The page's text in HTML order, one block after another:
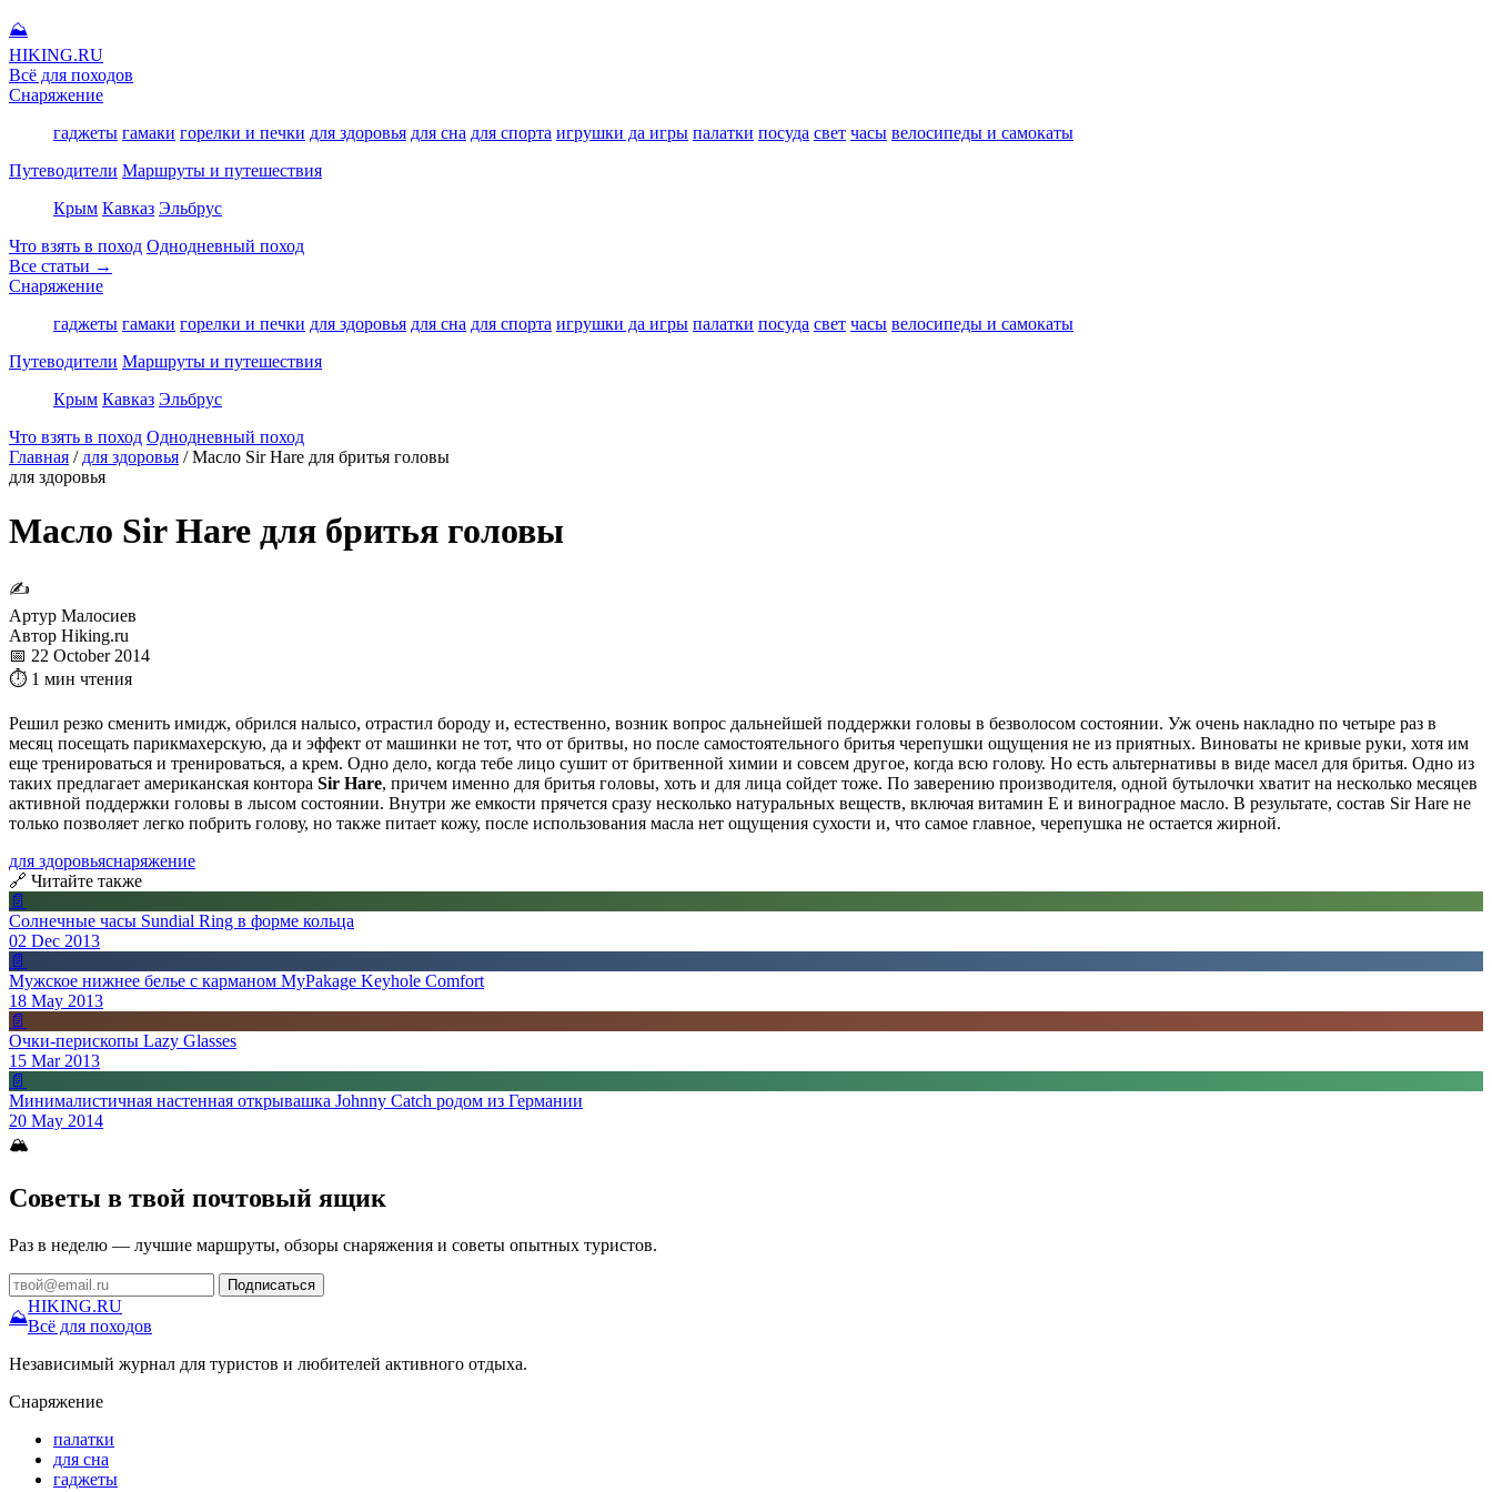
⛰
HIKING.RU
Всё для походов
Снаряжение
гаджеты гамаки горелки и печки для здоровья для сна для спорта игрушки да игры палатки посуда свет часы велосипеды и самокаты
Путеводители Маршруты и путешествия
Крым Кавказ Эльбрус
Что взять в поход Однодневный поход
Все статьи →
Снаряжение
гаджеты гамаки горелки и печки для здоровья для сна для спорта игрушки да игры палатки посуда свет часы велосипеды и самокаты
Путеводители Маршруты и путешествия
Крым Кавказ Эльбрус
Что взять в поход Однодневный поход
Главная / для здоровья / Масло Sir Hare для бритья головы
для здоровья
Масло Sir Hare для бритья головы
✍
Артур Малосиев
Автор Hiking.ru
📅 22 October 2014
⏱ 1 мин чтения
Решил резко сменить имидж, обрился налысо, отрастил бороду и, естественно, возник вопрос дальнейшей поддержки головы в безволосом состоянии. Уж очень накладно по четыре раз в
месяц посещать парикмахерскую, да и эффект от машинки не тот, что от бритвы, но после самостоятельного бритья черепушки ощущения не из приятных. Виноваты не кривые руки, хотя им
еще тренироваться и тренироваться, а крем. Одно дело, когда тебе лицо сушит от бритвенной химии и совсем другое, когда всю голову. Но есть альтернативы в виде масел для бритья. Одно из
таких предлагает американская контора Sir Hare, причем именно для бритья головы, хоть и для лица сойдет тоже. По заверению производителя, одной бутылочки хватит на несколько месяцев
активной поддержки головы в лысом состоянии. Внутри же емкости прячется сразу несколько натуральных веществ, включая витамин Е и виноградное масло. В результате, состав Sir Hare не
только позволяет легко побрить голову, но также питает кожу, после использования масла нет ощущения сухости и, что самое главное, черепушка не остается жирной.
для здоровьяснаряжение
🔗 Читайте также
📄
Солнечные часы Sundial Ring в форме кольца
02 Dec 2013
📄
Мужское нижнее белье с карманом MyPakage Keyhole Comfort
18 May 2013
📄
Очки-перископы Lazy Glasses
15 Mar 2013
📄
Минималистичная настенная открывашка Johnny Catch родом из Германии
20 May 2014
🏔
Советы в твой почтовый ящик
Раз в неделю — лучшие маршруты, обзоры снаряжения и советы опытных туристов.
Подписаться
⛰
HIKING.RU
Всё для походов
Независимый журнал для туристов и любителей активного отдыха.
Снаряжение
палатки
для сна
гаджеты